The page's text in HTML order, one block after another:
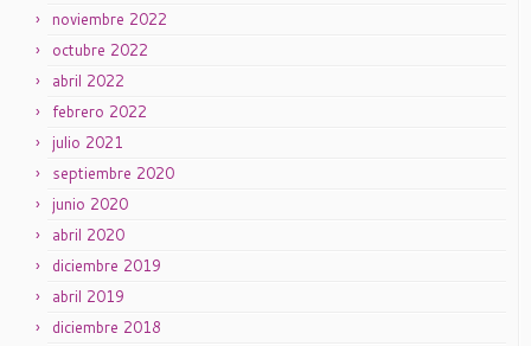
noviembre 2022
octubre 2022
abril 2022
febrero 2022
julio 2021
septiembre 2020
junio 2020
abril 2020
diciembre 2019
abril 2019
diciembre 2018